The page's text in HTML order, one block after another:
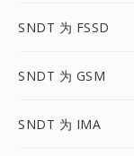
SNDT 为 FSSD
SNDT 为 GSM
SNDT 为 IMA